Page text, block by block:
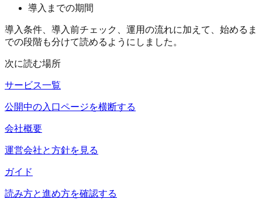
導入までの期間
導入条件、導入前チェック、運用の流れに加えて、始めるま
での段階も分けて読めるようにしました。
次に読む場所
サービス一覧
公開中の入口ページを横断する
会社概要
運営会社と方針を見る
ガイド
読み方と進め方を確認する